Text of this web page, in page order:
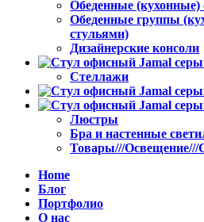
Обеденные (кухонные)
Обеденные группы
стульями)
Дизайнерские консоли
Стеллажи
Люстры
Бра и настенные
Товары///Освещение///
Home
Блог
Портфолио
О нас